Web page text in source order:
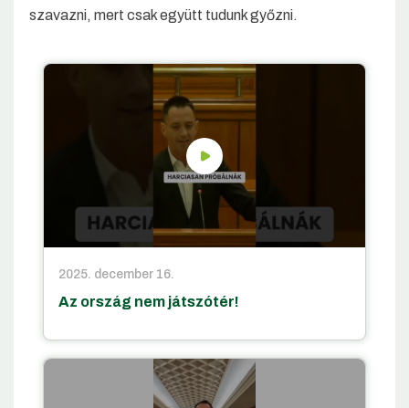
szavazni, mert csak együtt tudunk győzni.
2025. december 16.
Az ország nem játszótér!